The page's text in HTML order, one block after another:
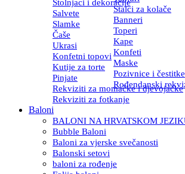
Stolnjaci i dekoracije
Salvete
Stalci za kolače
Slamke
Banneri
Čaše
Toperi
Ukrasi
Kape
Konfetni topovi Konfeti
Kutije za torte
Maske
Pinjate
Pozivnice i čestitke
Rekviziti za momačke i djevojačke
Rođendanski
Rekviziti za fotkanje
Baloni
BALONI NA HRVATSKOM
Bubble Baloni
Baloni za vjerske svečanosti
Balonski setovi
baloni za rođenje